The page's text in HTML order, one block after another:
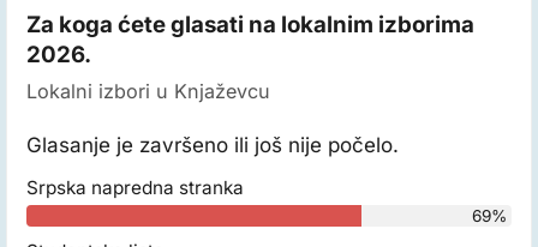
Za koga ćete glasati na lokalnim izborima
2026.
Lokalni izbori u Knjaževcu
Glasanje je završeno ili još nije počelo.
Srpska napredna stranka
69%